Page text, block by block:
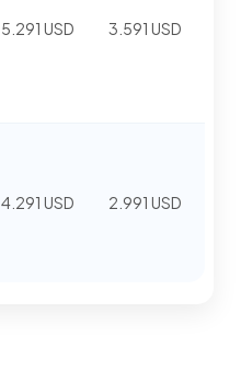
5.291 USD 3.591 USD
4.291 USD 2.991 USD